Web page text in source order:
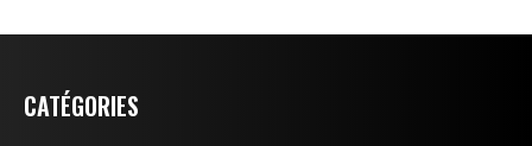
CATÉGORIES